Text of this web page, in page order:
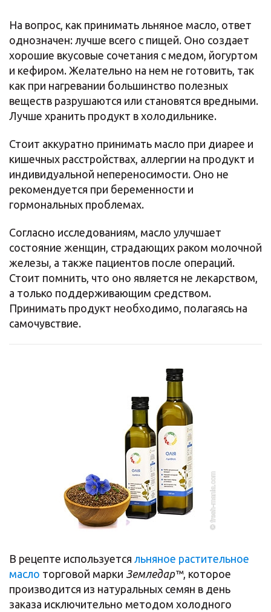
На вопрос, как принимать льняное масло, ответ
однозначен: лучше всего с пищей. Оно создает
хорошие вкусовые сочетания с медом, йогуртом
и кефиром. Желательно на нем не готовить, так
как при нагревании большинство полезных
веществ разрушаются или становятся вредными.
Лучше хранить продукт в холодильнике.
Стоит аккуратно принимать масло при диарее и
кишечных расстройствах, аллергии на продукт и
индивидуальной непереносимости. Оно не
рекомендуется при беременности и
гормональных проблемах.
Согласно исследованиям, масло улучшает
состояние женщин, страдающих раком молочной
железы, а также пациентов после операций.
Стоит помнить, что оно является не лекарством,
а только поддерживающим средством.
Принимать продукт необходимо, полагаясь на
самочувствие.
В рецепте используется льняное растительное
масло торговой марки Земледар™, которое
производится из натуральных семян в день
заказа исключительно методом холодного